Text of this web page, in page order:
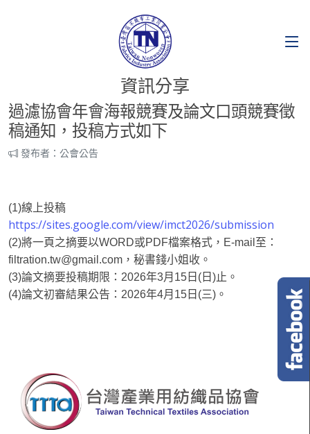
資訊分享
過濾協會年會海報競賽及論文口頭競賽徵
稿通知，投稿方式如下
發布者：公會公告
(1)線上投稿
https://sites.google.com/view/imct2026/submission
(2)將一頁之摘要以WORD或PDF檔案格式，E-mail至：
filtration.tw@gmail.com，秘書錢小姐收。
(3)論文摘要投稿期限：2026年3月15日(日)止。
(4)論文初審結果公告：2026年4月15日(三)。